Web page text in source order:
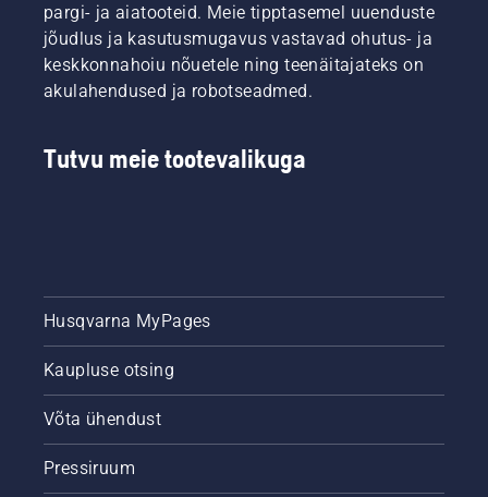
pargi- ja aiatooteid. Meie tipptasemel uuenduste
jõudlus ja kasutusmugavus vastavad ohutus- ja
keskkonnahoiu nõuetele ning teenäitajateks on
akulahendused ja robotseadmed.
Tutvu meie tootevalikuga
Husqvarna MyPages
Kaupluse otsing
Võta ühendust
Pressiruum